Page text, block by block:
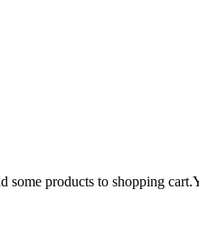
some products to shopping cart.